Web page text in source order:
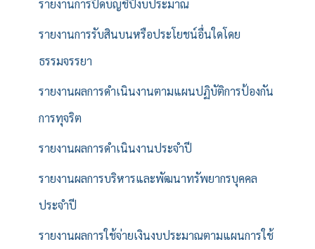
รายงานการปิดบัญชีปีงบประมาณ
รายงานการรับสินบนหรือประโยชน์อื่นใดโดย
ธรรมจรรยา
รายงานผลการดำเนินงานตามแผนปฏิบัติการป้องกัน
การทุจริต
รายงานผลการดำเนินงานประจำปี
รายงานผลการบริหารและพัฒนาทรัพยากรบุคคล
ประจำปี
รายงานผลการใช้จ่ายเงินงบประมาณตามแผนการใช้